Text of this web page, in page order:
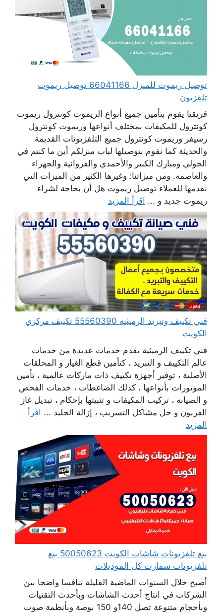
توصيل ريموت للمنزل 66041166 توصيل ريموت
تلفزيون
فريقنا يقوم بتأمين جميع أنواع الريموت كونترول ريموت
كونترول للمكيفات بمختلف أنواعها وريموت كونترول
رسيفر وريموت كونترول جميع التلفزيونات القديمة
والحديثة كما نقوم بتوصيلها لباب منزلكم أين ما كنتم في
الحولي ومبارك الكبير والأحمدي والفروانية والجهراء
والعاصمة. ومن ميزاتنا: وغيرها الكثير من الميزات التي
نقدمها للعملاء توصيل ريموت هل أن بحاجة لشراء
ريموت جديد و ... اقرأ المزيد
فني تكييف وتبريد الرميثية 55560390 تكييف مركزي
الكويت
فني تكييف الرميثية يقدم خدمات عديدة من خدمات
عالم التكييف و التبريد ، كتأمين قطع الغيار و المحلقات
الأصلية ، توفير أجهزة تكييف ذات ماركات عالمية ، تأمين
الموتورات بأنواعها ، كذلك الضاغطات ، خدمات الفحص
و الصيانة ، تركيب المكيفات و تثبيتها بإحكام ، تبديل غاز
الفريون و حل مشاكل التسريب ، إزالة الجليد ... اقرأ
المزيد
بيع تلفزيونات شاشات الكويت 50050623 بيع
تلفزيونات سمارت كل الموديلات
أصبح خلال السنوات الماضية القليلة تنافسا واضحا بين
الشركات في انتاج أحدث الشاشات وبأحدث التقنيات
وبأحجام متنوعة تصل 140و 150 بوصة وبأنظمة صوت